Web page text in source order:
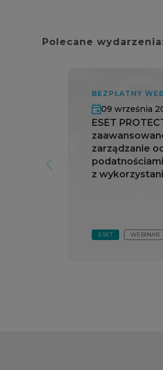
Polecane
arrow_forward_ios
BEZPŁATNY
09 września
ESET
zarządzanie
z
ESET WEBINAR